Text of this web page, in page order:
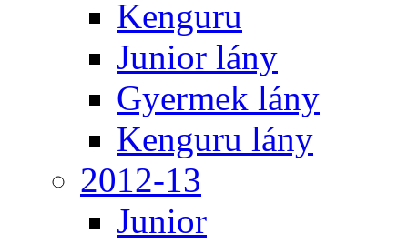
Kenguru
Junior lány
Gyermek lány
Kenguru lány
2012-13
Junior